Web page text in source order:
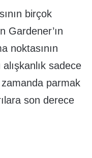
birçok
Gardener’ın
noktasının
alışkanlık sadece
zamanda parmak
son derece